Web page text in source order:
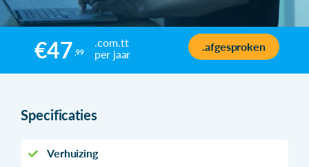
€47 ,99
.com.tt
per jaar
.afgesproken
Specificaties
Verhuizing